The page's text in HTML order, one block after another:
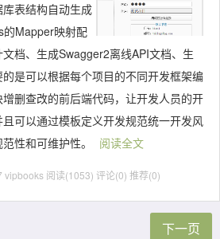
表结构自动生成
Mapper映射配
档、生成Swagger2离线API文档、生
是可以根据每个项目的不同开发框架编
删查改的前后端代码，让开发人员的开
可以通过模板定义开发规范统一开发风
性和可维护性。
阅读全文
vipbooks 阅读(1053) 评论(0) 推荐(0)
下一页